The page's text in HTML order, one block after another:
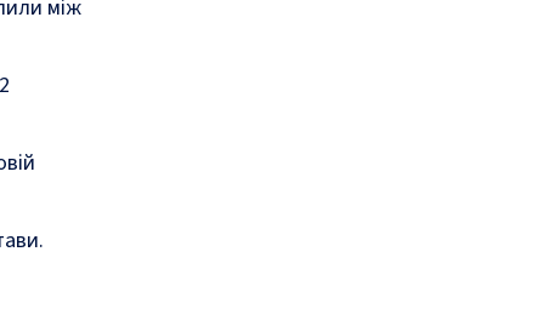
між